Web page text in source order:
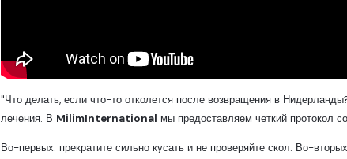
"Что делать, если что-то отколется после возвращения в
лечения. В MilimInternational мы предоставляем четкий протокол
Во-первых: прекратите сильно кусать и не проверяйте скол. Во-